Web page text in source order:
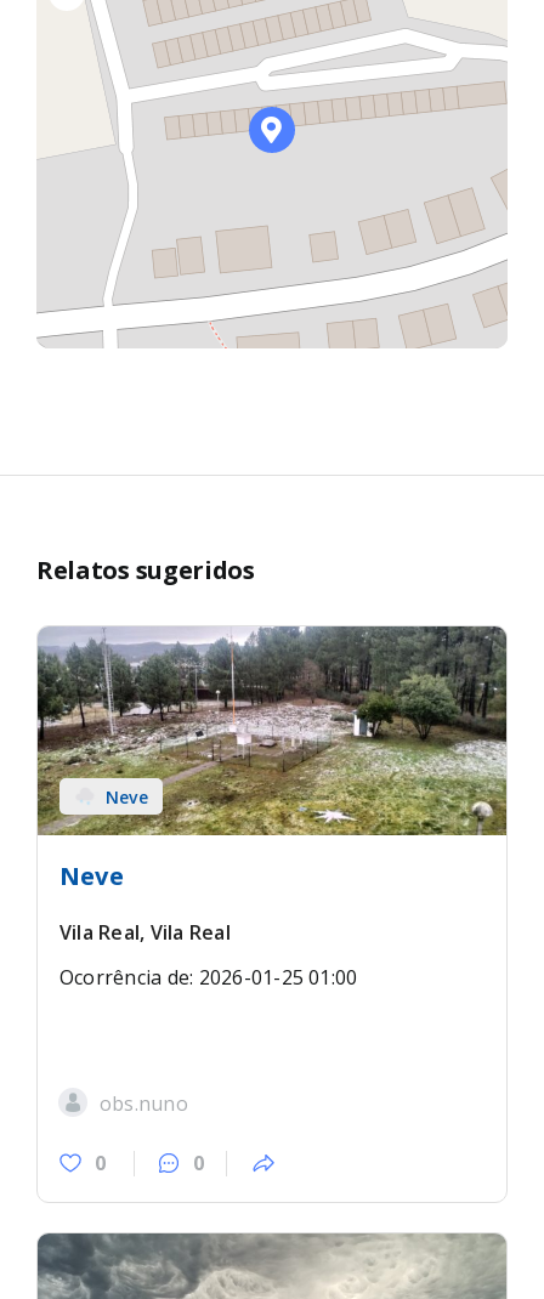
Relatos sugeridos
Neve
Neve
Vila Real, Vila Real
Ocorrência de: 2026-01-25 01:00
obs.nuno
0 0